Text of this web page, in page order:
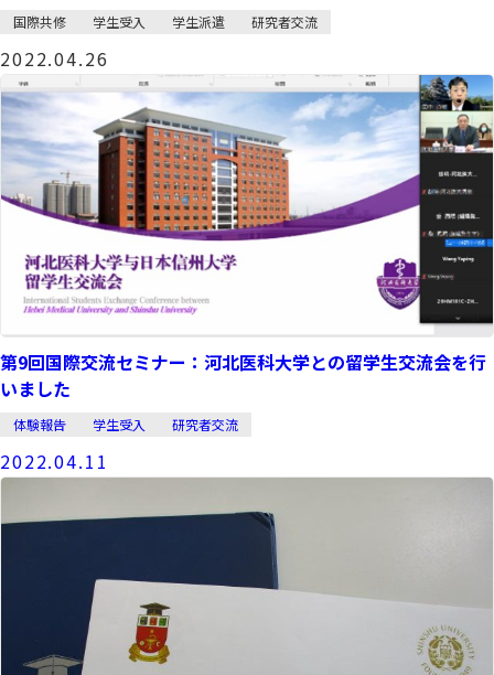
国際共修 学生受入 学生派遣 研究者交流
2022.04.26
第9回国際交流セミナー：河北医科大学との留学生交流会を行
いました
体験報告 学生受入 研究者交流
2022.04.11